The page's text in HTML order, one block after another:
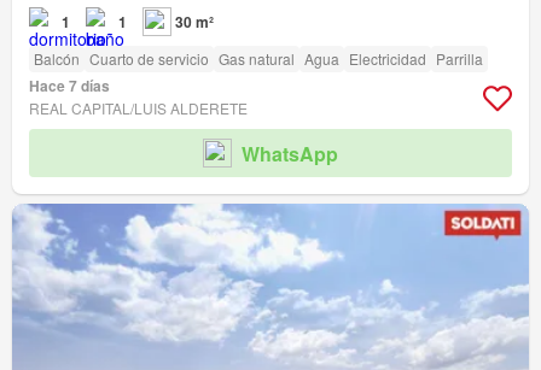
1 1 30 m²
Balcón Cuarto de servicio Gas natural Agua Electricidad Parrilla
Hace 7 días
REAL CAPITAL/LUIS ALDERETE
WhatsApp